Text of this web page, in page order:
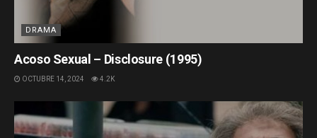
DRAMA
Acoso Sexual – Disclosure (1995)
OCTUBRE 14, 2024 4.2K